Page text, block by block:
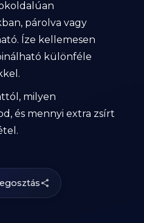
párolva vagy
Íze kellemesen
különféle
milyen
és mennyi extra zsírt